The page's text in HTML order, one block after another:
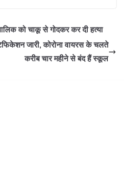
को चाकू से गोदकर कर दी हत्या
जारी, कोरोना वायरस के चलते
करीब चार महीने से बंद हैं स्कूल